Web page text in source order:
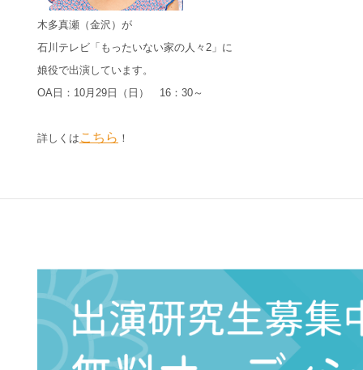
木多真瀬（金沢）が
石川テレビ「もったいない家の人々2」に
娘役で出演しています。
OA日：10月29日（日） 16：30～
詳しくは こちら ！